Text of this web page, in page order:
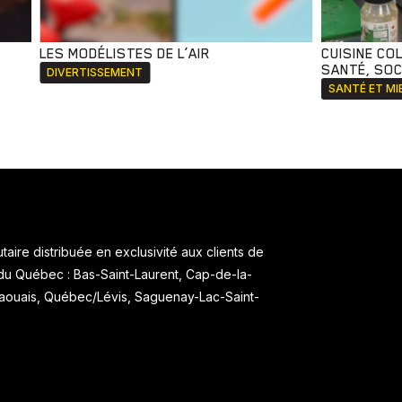
LES MODÉLISTES DE L’AIR
DIVERTISSEMENT
CUISINE
SANTÉ,
SANTÉ ET
distribuée en exclusivité aux clients de
Québec : Bas-Saint-Laurent, Cap-de-la-
Québec/Lévis, Saguenay-Lac-Saint-